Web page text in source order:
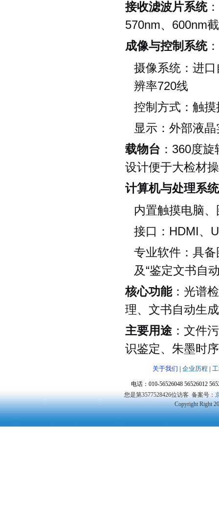
接收滤波片系统
570nm、600nm
成像与控制系统：
摄像系统：进
辨率720线
控制方式：触
显示：外部液
载物台 ：360度
设计便于大检材
计算机与处理系统
内置触摸电脑
接口：HDMI、
专业软件：具
及“鉴定文书自
核心功能：光谱
理、文书自动生成
主要用途 ：文件
识鉴定、朱墨时
关于我们 | 企业历程 |
电话：010-56526048 56526012
您是第3577528426位访客 备案号：
Copyright Right